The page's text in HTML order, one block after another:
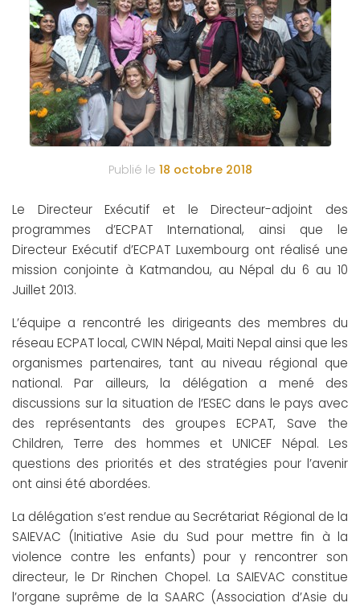
Publié le 18 octobre 2018
Le Directeur Exécutif et le Directeur-adjoint des
programmes d’ECPAT International, ainsi que le
Directeur Exécutif d’ECPAT Luxembourg ont réalisé une
mission conjointe à Katmandou, au Népal du 6 au 10
Juillet 2013.
L’équipe a rencontré les dirigeants des membres du
réseau ECPAT local, CWIN Népal, Maiti Nepal ainsi que les
organismes partenaires, tant au niveau régional que
national. Par ailleurs, la délégation a mené des
discussions sur la situation de l’ESEC dans le pays avec
des représentants des groupes ECPAT, Save the
Children, Terre des hommes et UNICEF Népal. Les
questions des priorités et des stratégies pour l’avenir
ont ainsi été abordées.
La délégation s’est rendue au Secrétariat Régional de la
SAIEVAC (Initiative Asie du Sud pour mettre fin à la
violence contre les enfants) pour y rencontrer son
directeur, le Dr Rinchen Chopel. La SAIEVAC constitue
l’organe suprême de la SAARC (Association d’Asie du